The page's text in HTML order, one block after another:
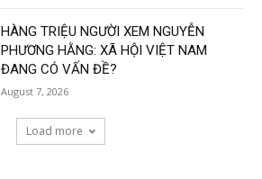
HÀNG TRIỆU NGƯỜI XEM NGUYỄN
PHƯƠNG HẰNG: XÃ HỘI VIỆT NAM
ĐANG CÓ VẤN ĐỀ?
August 7, 2026
Load more